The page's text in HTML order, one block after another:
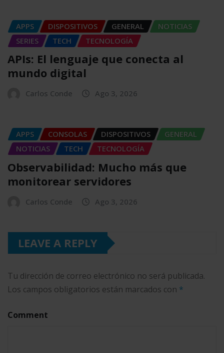
APPS DISPOSITIVOS GENERAL
NOTICIAS
SERIES
TECH TECNOLOGÍA
APIs: El lenguaje que conecta al
mundo digital
Carlos Conde Ago 3, 2026
APPS CONSOLAS DISPOSITIVOS
GENERAL
NOTICIAS
TECH TECNOLOGÍA
Observabilidad: Mucho más que
monitorear servidores
Carlos Conde Ago 3, 2026
LEAVE A REPLY
Tu dirección de correo electrónico no será publicada.
Los campos obligatorios están marcados con *
Comment